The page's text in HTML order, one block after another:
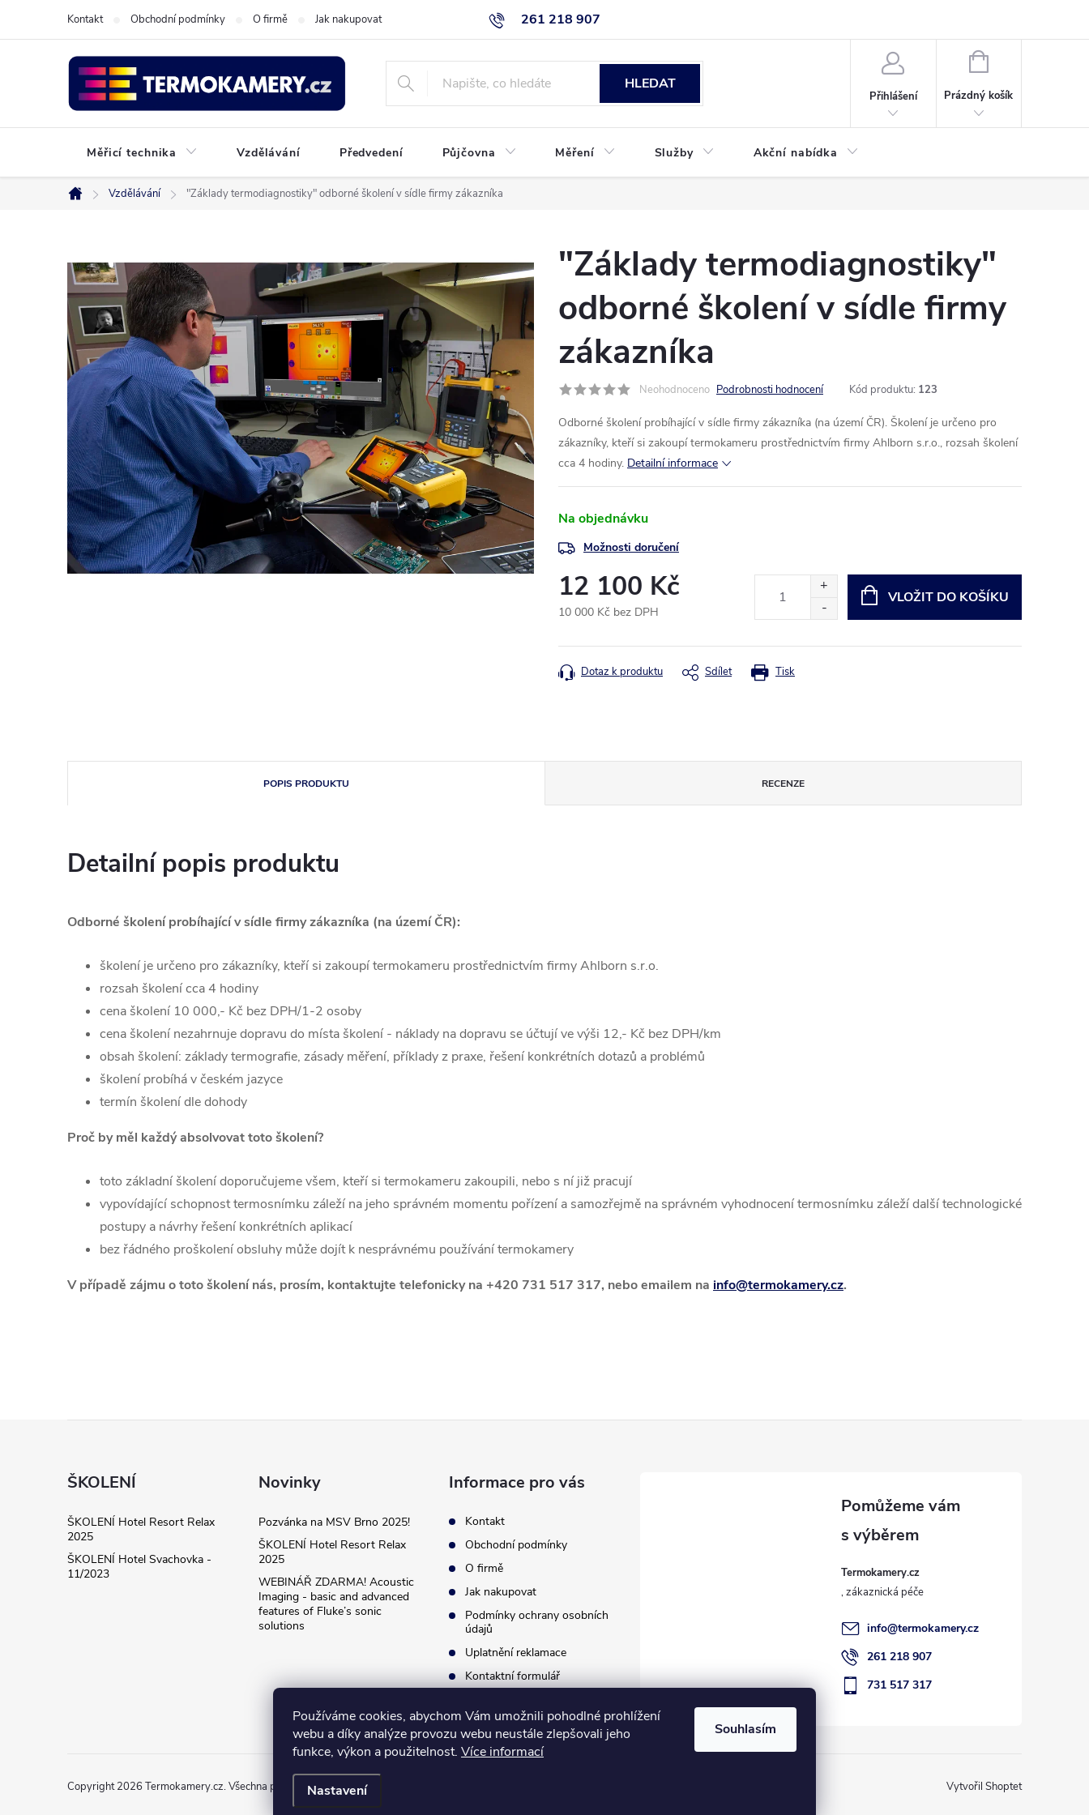
Používáme cookies, abychom Vám umožnili pohodlné prohlížení
webu a díky analýze provozu webu neustále zlepšovali jeho
funkce, výkon a použitelnost. Více informací
Nastavení
Souhlasím
261 218 907
Kontakt Obchodní podmínky O firmě Jak nakupovat Podmínky ochrany osobních údajů Uplatnění reklamace
HLEDAT
Přihlášení
NÁKUPNÍ
Prázdný košík
Měřicí technika Vzdělávání Předvedení Půjčovna Měření Služby Akční nabídka
Domů
Vzdělávání "Základy termodiagnostiky" odborné školení v sídle firmy zákazníka
"Základy termodiagnostiky"
odborné školení v sídle firmy
zákazníka
Neohodnoceno Podrobnosti hodnocení Kód produktu: 123
Odborné školení probíhající v sídle firmy zákazníka (na území ČR). Školení je určeno pro
zákazníky, kteří si zakoupí termokameru prostřednictvím firmy Ahlborn s.r.o., rozsah školení
cca 4 hodiny. Detailní informace
Na objednávku
Možnosti doručení
12 100 Kč
10 000 Kč bez DPH
cena:
VLOŽIT DO KOŠÍKU
Tisk
Dotaz k produktu Sdílet
POPIS PRODUKTU RECENZE
Detailní popis produktu
Odborné školení probíhající v sídle firmy zákazníka (na území ČR):
školení je určeno pro zákazníky, kteří si zakoupí termokameru prostřednictvím firmy Ahlborn s.r.o.
rozsah školení cca 4 hodiny
cena školení 10 000,- Kč bez DPH/1-2 osoby
cena školení nezahrnuje dopravu do místa školení - náklady na dopravu se účtují ve výši 12,- Kč bez DPH/km
obsah školení: základy termografie, zásady měření, příklady z praxe, řešení konkrétních dotazů a problémů
školení probíhá v českém jazyce
termín školení dle dohody
Proč by měl každý absolvovat toto školení?
toto základní školení doporučujeme všem, kteří si termokameru zakoupili, nebo s ní již pracují
vypovídající schopnost termosnímku záleží na jeho správném momentu pořízení a samozřejmě na správném vyhodnocení termosnímku záleží další technologické
postupy a návrhy řešení konkrétních aplikací
bez řádného proškolení obsluhy může dojít k nesprávnému používání termokamery
V případě zájmu o toto školení nás, prosím, kontaktujte telefonicky na +420 731 517 317, nebo emailem na info@termokamery.cz.
ŠKOLENÍ
ŠKOLENÍ Hotel Resort Relax
2025
ŠKOLENÍ Hotel Svachovka -
11/2023
Novinky
Pozvánka na MSV Brno 2025!
ŠKOLENÍ Hotel Resort Relax
2025
WEBINÁŘ ZDARMA! Acoustic
Imaging - basic and advanced
features of Fluke’s sonic
solutions
Informace pro vás
Kontakt
Obchodní podmínky
O firmě
Jak nakupovat
Podmínky ochrany osobních
údajů
Uplatnění reklamace
Kontaktní formulář
Termokamery.cz
info@termokamery.cz
261 218 907
731 517 317
Vytvořil Shoptet
Copyright 2026 Termokamery.cz. Všechna práva vyhrazena.